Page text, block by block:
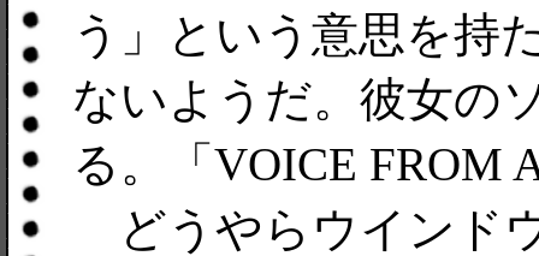
う」という意思を持
ないようだ。彼女の
る。「VOICE FROM
どうやらウインド